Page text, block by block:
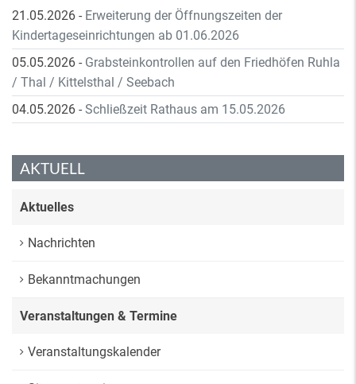
21.05.2026 - Erweiterung der Öffnungszeiten der
Kindertageseinrichtungen ab 01.06.2026
05.05.2026 - Grabsteinkontrollen auf den Friedhöfen Ruhla
/ Thal / Kittelsthal / Seebach
04.05.2026 - Schließzeit Rathaus am 15.05.2026
AKTUELL
Aktuelles
Nachrichten
Bekanntmachungen
Veranstaltungen & Termine
Veranstaltungskalender